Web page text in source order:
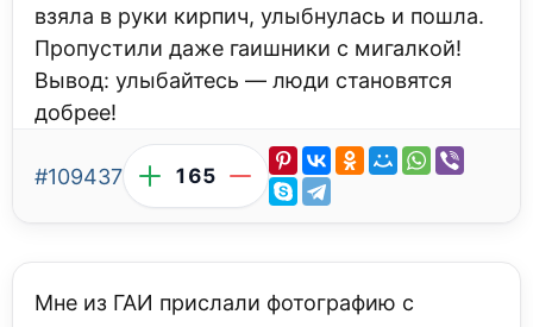
взяла в руки кирпич, улыбнулась и пошла.
Пропустили даже гаишники с мигалкой!
Вывод: улыбайтесь — люди становятся
добрее!
#109437 165
Мне из ГАИ прислали фотографию с